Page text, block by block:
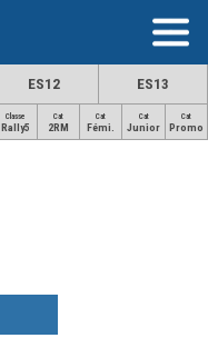
ES12 ES13
Classe
Rally5
Cat
2RM
Cat
Fémi.
Cat
Junior
Cat
Promo